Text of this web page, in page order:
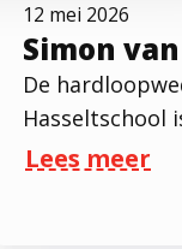
Simon
12 mei 2026
De
Hasseltschool
Lees meer
over Simon